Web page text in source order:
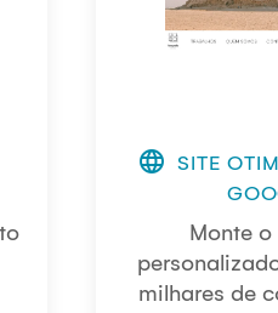
language SITE
Monte o
milhares de